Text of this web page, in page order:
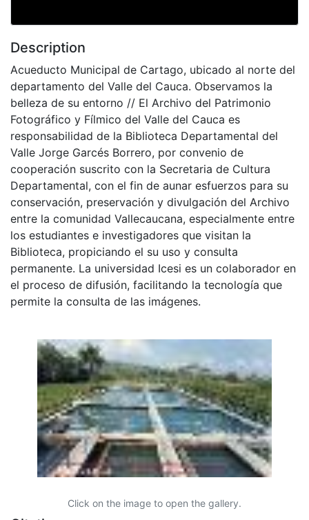
Description
Acueducto Municipal de Cartago, ubicado al norte del
departamento del Valle del Cauca. Observamos la
belleza de su entorno // El Archivo del Patrimonio
Fotográfico y Fílmico del Valle del Cauca es
responsabilidad de la Biblioteca Departamental del
Valle Jorge Garcés Borrero, por convenio de
cooperación suscrito con la Secretaria de Cultura
Departamental, con el fin de aunar esfuerzos para su
conservación, preservación y divulgación del Archivo
entre la comunidad Vallecaucana, especialmente entre
los estudiantes e investigadores que visitan la
Biblioteca, propiciando el su uso y consulta
permanente. La universidad Icesi es un colaborador en
el proceso de difusión, facilitando la tecnología que
permite la consulta de las imágenes.
Click on the image to open the gallery.